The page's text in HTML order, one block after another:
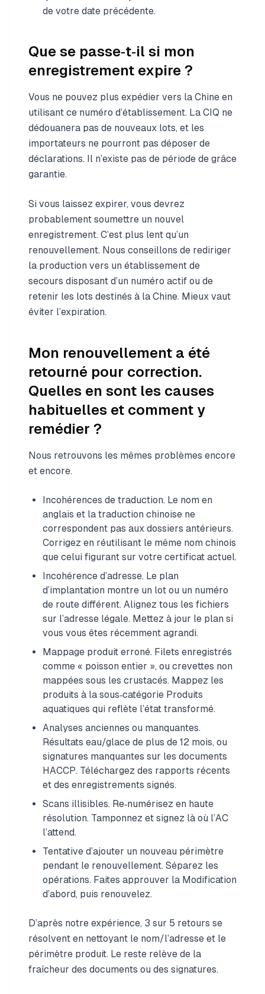
de votre date précédente.
Que se passe‑t‑il si mon
enregistrement expire ?
Vous ne pouvez plus expédier vers la Chine en
utilisant ce numéro d’établissement. La CIQ ne
dédouanera pas de nouveaux lots, et les
importateurs ne pourront pas déposer de
déclarations. Il n’existe pas de période de grâce
garantie.
Si vous laissez expirer, vous devrez
probablement soumettre un nouvel
enregistrement. C’est plus lent qu’un
renouvellement. Nous conseillons de rediriger
la production vers un établissement de
secours disposant d’un numéro actif ou de
retenir les lots destinés à la Chine. Mieux vaut
éviter l’expiration.
Mon renouvellement a été
retourné pour correction.
Quelles en sont les causes
habituelles et comment y
remédier ?
Nous retrouvons les mêmes problèmes encore
et encore.
Incohérences de traduction. Le nom en
anglais et la traduction chinoise ne
correspondent pas aux dossiers antérieurs.
Corrigez en réutilisant le même nom chinois
que celui figurant sur votre certificat actuel.
Incohérence d’adresse. Le plan
d’implantation montre un lot ou un numéro
de route différent. Alignez tous les fichiers
sur l’adresse légale. Mettez à jour le plan si
vous vous êtes récemment agrandi.
Mappage produit erroné. Filets enregistrés
comme « poisson entier », ou crevettes non
mappées sous les crustacés. Mappez les
produits à la sous‑catégorie Produits
aquatiques qui reflète l’état transformé.
Analyses anciennes ou manquantes.
Résultats eau/glace de plus de 12 mois, ou
signatures manquantes sur les documents
HACCP. Téléchargez des rapports récents
et des enregistrements signés.
Scans illisibles. Re‑numérisez en haute
résolution. Tamponnez et signez là où l’AC
l’attend.
Tentative d’ajouter un nouveau périmètre
pendant le renouvellement. Séparez les
opérations. Faites approuver la Modification
d’abord, puis renouvelez.
D’après notre expérience, 3 sur 5 retours se
résolvent en nettoyant le nom/l’adresse et le
périmètre produit. Le reste relève de la
fraîcheur des documents ou des signatures.